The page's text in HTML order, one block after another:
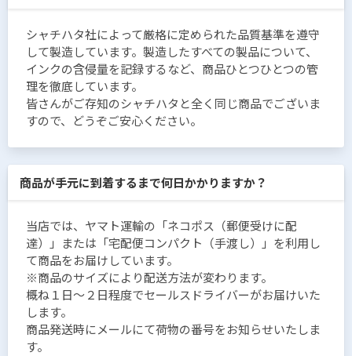
シャチハタ社によって厳格に定められた品質基準を遵守
して製造しています。製造したすべての製品について、
インクの含侵量を記録するなど、商品ひとつひとつの管
理を徹底しています。
皆さんがご存知のシャチハタと全く同じ商品でございま
すので、どうぞご安心ください。
商品が手元に到着するまで何日かかりますか？
当店では、ヤマト運輸の「ネコポス（郵便受けに配
達）」または「宅配便コンパクト（手渡し）」を利用し
て商品をお届けしています。
※商品のサイズにより配送方法が変わります。
概ね１日〜２日程度でセールスドライバーがお届けいた
します。
商品発送時にメールにて荷物の番号をお知らせいたしま
す。